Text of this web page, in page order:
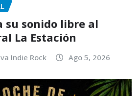
su sonido libre al
La Estación
Indie Rock Ago 5, 2026